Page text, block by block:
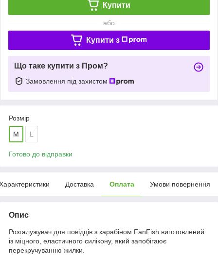
Купити
або
Купити з
Що таке купити з Пром?
Замовлення під захистом
Розмір
M L
Готово до відправки
Доставка Оплата Умови повернення
Опис
Розгалужувач для повідців з карабіном FanFish виготовлений
із міцного, еластичного силікону, який запобігаює
перекручуванню жилки.